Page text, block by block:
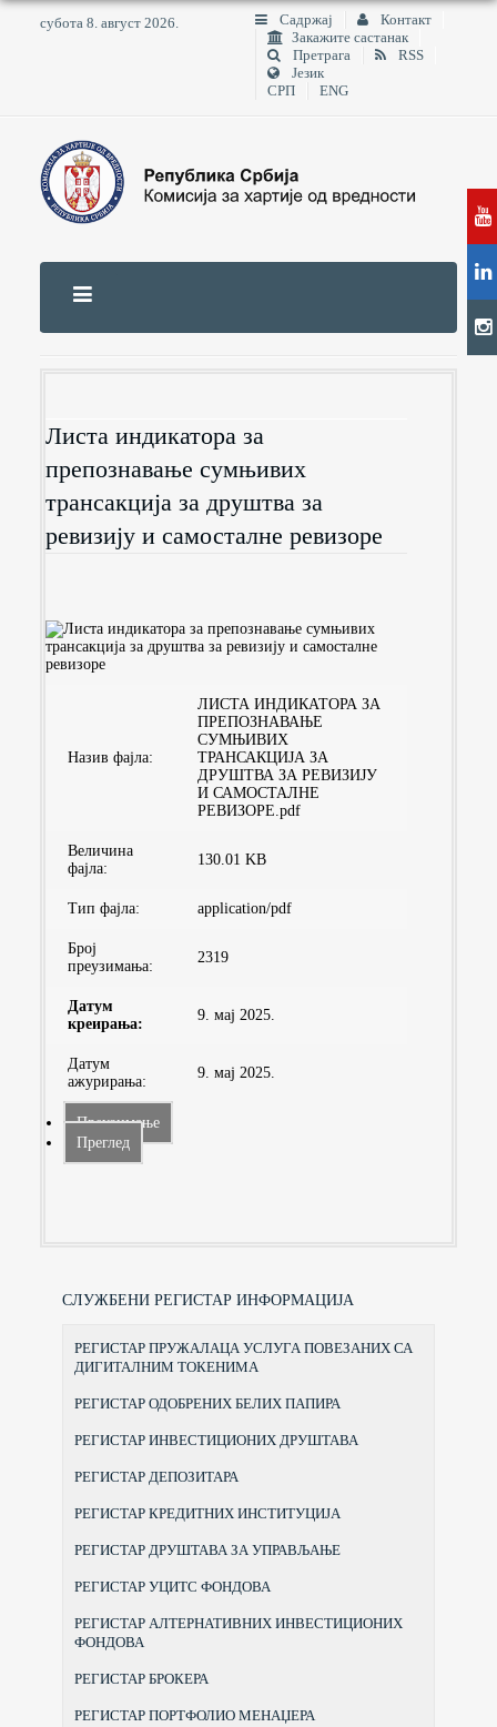
субота 8. август 2026. Садржај
Контакт
Закажите састанак
Претрага
RSS
Језик
СРП
ENG
Листа индикатора за
препознавање сумњивих
трансакција за друштва за
ревизију и самосталне ревизоре
Назив фајла:
ЛИСТА ИНДИКАТОРА ЗА
ПРЕПОЗНАВАЊЕ
СУМЊИВИХ
ТРАНСАКЦИЈА ЗА
ДРУШТВА ЗА РЕВИЗИЈУ
И САМОСТАЛНЕ
РЕВИЗОРЕ.pdf
Величина
фајла:
130.01 KB
Тип фајла: application/pdf
Број
преузимaња:
2319
Датум
креирања:
9. мај 2025.
Датум
ажурирања:
9. мај 2025.
Преузимање
Преглед
СЛУЖБЕНИ РЕГИСТАР ИНФОРМАЦИЈА
РЕГИСТАР ПРУЖАЛАЦА УСЛУГА ПОВЕЗАНИХ СА
ДИГИТАЛНИМ ТОКЕНИМА
РЕГИСТАР ОДОБРЕНИХ БЕЛИХ ПАПИРА
РЕГИСТАР ИНВЕСТИЦИОНИХ ДРУШТАВА
РЕГИСТАР ДЕПОЗИТАРА
РЕГИСТАР КРЕДИТНИХ ИНСТИТУЦИЈА
РЕГИСТАР ДРУШТАВА ЗА УПРАВЉАЊЕ
РЕГИСТАР УЦИТС ФОНДОВА
РЕГИСТАР АЛТЕРНАТИВНИХ ИНВЕСТИЦИОНИХ
ФОНДОВА
РЕГИСТАР БРОКЕРА
РЕГИСТАР ПОРТФОЛИО МЕНАЏЕРА